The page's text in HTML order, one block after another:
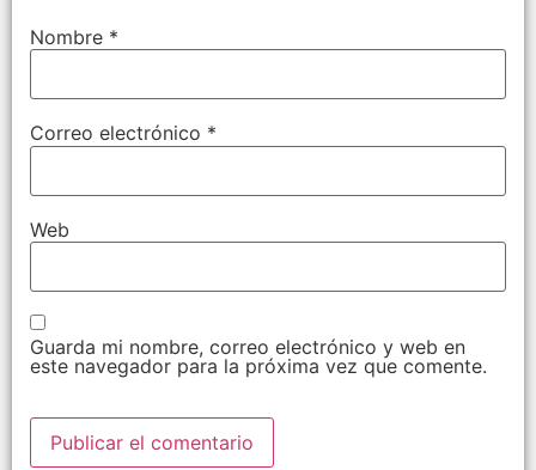
Nombre *
Correo electrónico *
Web
Guarda mi nombre, correo electrónico y web en
este navegador para la próxima vez que comente.